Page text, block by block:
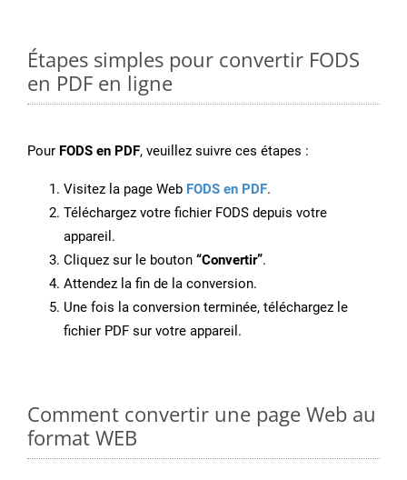
Étapes simples pour convertir FODS
en PDF en ligne
Pour FODS en PDF, veuillez suivre ces étapes :
Visitez la page Web FODS en PDF.
Téléchargez votre fichier FODS depuis votre
appareil.
Cliquez sur le bouton “Convertir”.
Attendez la fin de la conversion.
Une fois la conversion terminée, téléchargez le
fichier PDF sur votre appareil.
Comment convertir une page Web au
format WEB